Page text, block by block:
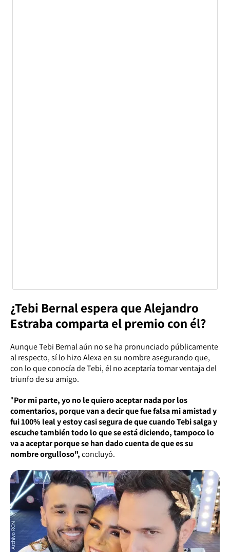
¿Tebi Bernal espera que Alejandro
Estraba comparta el premio con él?
Aunque Tebi Bernal aún no se ha pronunciado públicamente
al respecto, sí lo hizo Alexa en su nombre asegurando que,
con lo que conocía de Tebi, él no aceptaría tomar ventaja del
triunfo de su amigo.
"Por mi parte, yo no le quiero aceptar nada por los
comentarios, porque van a decir que fue falsa mi amistad y
fui 100% leal y estoy casi segura de que cuando Tebi salga y
escuche también todo lo que se está diciendo, tampoco lo
va a aceptar porque se han dado cuenta de que es su
nombre orgulloso",concluyó.